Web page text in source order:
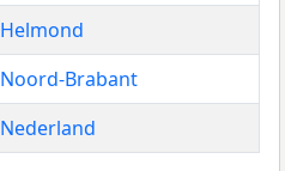
Helmond
Noord-Brabant
Nederland